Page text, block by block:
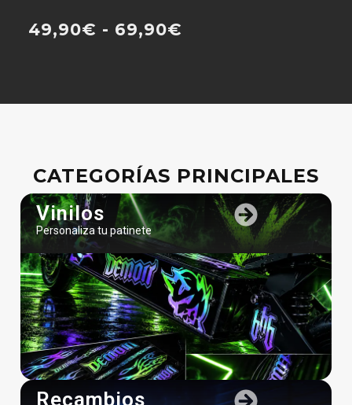
49,90€ - 69,90€
CATEGORÍAS PRINCIPALES
Vinilos
Personaliza tu patinete
Recambios